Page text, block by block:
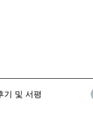
기 및 서평